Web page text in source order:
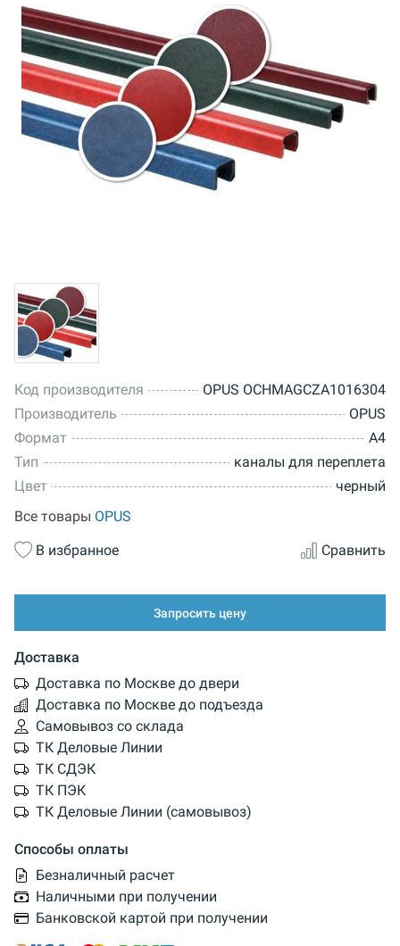
Код производителя
OPUS OCHMAGCZA1016304
Производитель
OPUS
Формат
A4
Тип
каналы для переплета
Цвет
черный
Все товары OPUS
В избранное
Сравнить
Запросить цену
Доставка
Доставка по Москве до двери
Доставка по Москве до подъезда
Самовывоз со склада
ТК Деловые Линии
ТК СДЭК
ТК ПЭК
ТК Деловые Линии (самовывоз)
Способы оплаты
Безналичный расчет
Наличными при получении
Банковской картой при получении